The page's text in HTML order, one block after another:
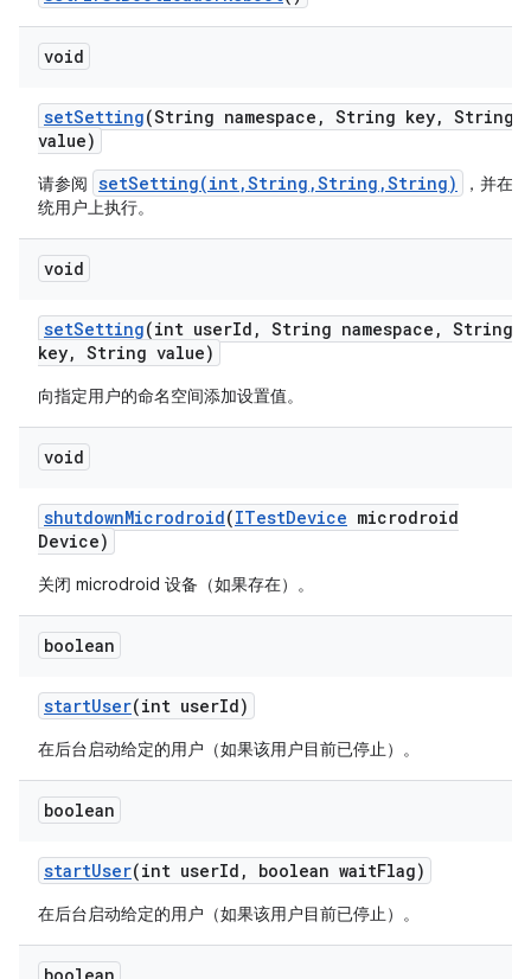
void
setSetting(String namespace , String key, String
value)
请参阅 setSetting(int,String,String,String)
，并在系
统用户上执行。
void
setSetting(int userId , String namespace , String
key, String value)
向指定用户的命名空间添加设置值。
void
shutdownMicrodroid(ITestDevice microdroid
Device)
关闭 microdroid 设备（如果存在）。
boolean
startUser(int userId)
在后台启动给定的用户（如果该用户目前已停止）。
boolean
startUser(int userId , boolean waitFlag)
在后台启动给定的用户（如果该用户目前已停止）。